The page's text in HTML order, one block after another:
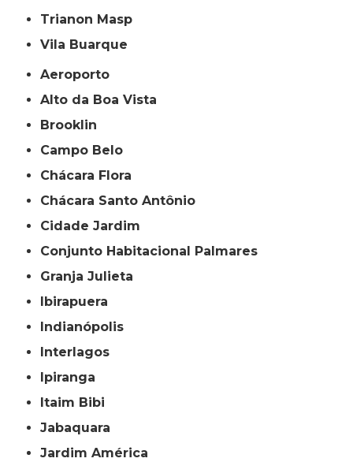
Trianon Masp
Vila Buarque
Aeroporto
Alto da Boa Vista
Brooklin
Campo Belo
Chácara Flora
Chácara Santo Antônio
Cidade Jardim
Conjunto Habitacional Palmares
Granja Julieta
Ibirapuera
Indianópolis
Interlagos
Ipiranga
Itaim Bibi
Jabaquara
Jardim América